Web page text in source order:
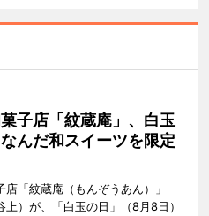
子店「紋蔵庵」、白玉
んだ和スイーツを限定
店「紋蔵庵（もんぞうあん）」
上）が、「白玉の日」（8月8日）